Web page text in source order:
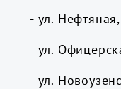
- ул. Нефтяная,
- ул.
- ул.